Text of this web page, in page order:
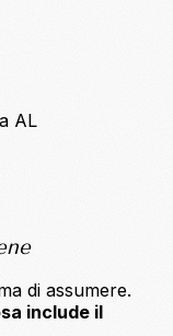
AL
di assumere.
include il